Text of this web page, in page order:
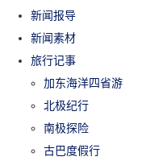
新闻报导
新闻素材
旅行记事
加东海洋四省游
北极纪行
南极探险
古巴度假行